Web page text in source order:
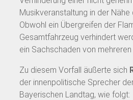
Musikveranstaltung in der Nähe
Obwohl ein Übergreifen der
Gesamtfahrzeug verhindert
ein Sachschaden von mehreren
Zu diesem Vorfall äußerte sich
der innenpolitische Sprecher
Bayerischen Landtag, wie folgt: